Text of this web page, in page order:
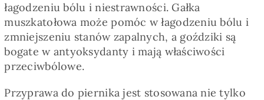
łagodzeniu bólu i niestrawności. Gałka
muszkatołowa może pomóc w łagodzeniu bólu i
zmniejszeniu stanów zapalnych, a goździki są
bogate w antyoksydanty i mają właściwości
przeciwbólowe.
Przyprawa do piernika jest stosowana nie tylko